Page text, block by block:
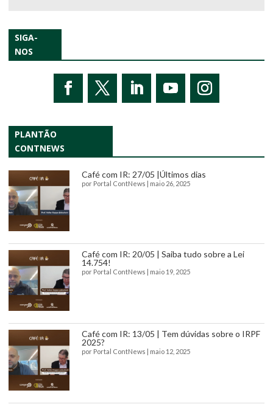
SIGA-
NOS
PLANTÃO
CONTNEWS
Café com IR: 27/05 |Últimos dias
por Portal ContNews | maio 26, 2025
Café com IR: 20/05 | Saiba tudo sobre a Lei
14.754!
por Portal ContNews | maio 19, 2025
Café com IR: 13/05 | Tem dúvidas sobre o IRPF
2025?
por Portal ContNews | maio 12, 2025